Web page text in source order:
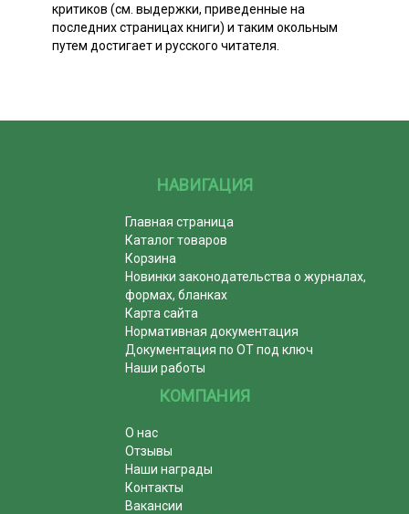
критиков (см. выдержки, приведенные на
последних страницах книги) и таким окольным
путем достигает и русского читателя.
НАВИГАЦИЯ
Главная страница
Каталог товаров
Корзина
Новинки законодательства о журналах,
формах, бланках
Карта сайта
Нормативная документация
Документация по ОТ под ключ
Наши работы
КОМПАНИЯ
О нас
Отзывы
Наши награды
Контакты
Вакансии